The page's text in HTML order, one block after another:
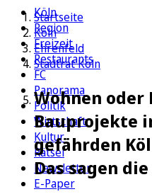
Köln
Region
Freizeit
Restaurants
FC
Panorama
Politik
Wirtschaft
Kultur
Rätsel
Newsletter
E-Paper
Startseite
Köln
Ehrenfeld
Stadtrat Köln
Wohnen oder
Bauprojekte
gefährden
Das sagen